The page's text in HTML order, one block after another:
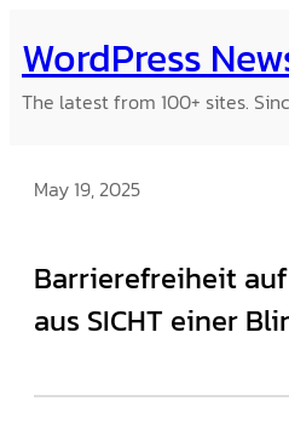
to
content
WordPress
The latest from 100+ sites.
May 19, 2025
Barrierefreiheit
aus SICHT einer